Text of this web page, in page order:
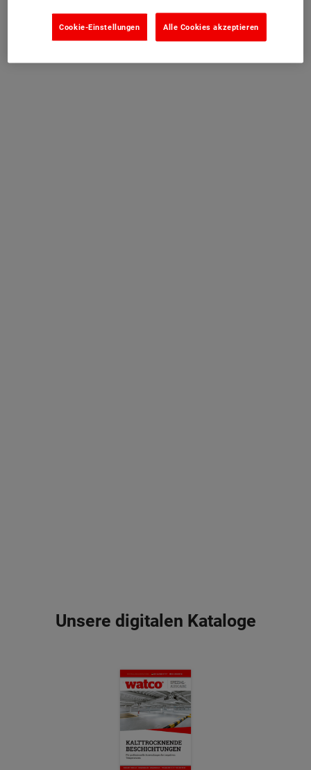
Unsere digitalen Kataloge
Alle Cookies akzeptieren
Cookie-Einstellungen